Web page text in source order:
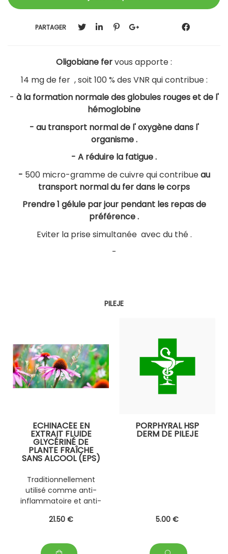
PARTAGER
Oligobiane fervous apporte :
14 mg de fer , soit 100 % des VNR qui contribue :
- à la formation normale des globules rouges et de l'
hémoglobine
- au transport normal de l' oxygène dans l'
organisme .
- A réduire la fatigue .
- 500 micro-gramme de cuivre qui contribueau
transport normal du fer dans le corps
Prendre 1 gélule par jour pendant les repas de
préférence .
Eviter la prise simultanée avec du thé .
-
PILEJE
ECHINACÉE EN
EXTRAIT FLUIDE
GLYCÉRINÉ DE
PLANTE FRAÎCHE
SANS ALCOOL (EPS)
,PERSONNALISABLE
AVEC D' AUTRES
PLANTES FRAÎCHES
Traditionnellement
utilisé comme anti-
inflammatoire et anti-
21.50 €
PORPHYRAL HSP
DERM DE PILEJE
5.00 €